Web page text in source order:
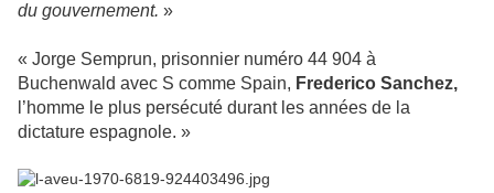
du gouvernement. »
« Jorge Semprun, prisonnier numéro 44 904 à
Buchenwald avec S comme Spain, Frederico Sanchez,
l’homme le plus persécuté durant les années de la
dictature espagnole. »